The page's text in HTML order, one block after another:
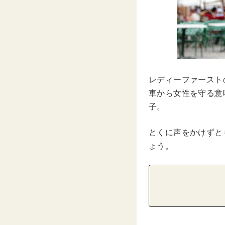
レディーファース
車から女性を守る
子。
とくに声をかけず
ょう。